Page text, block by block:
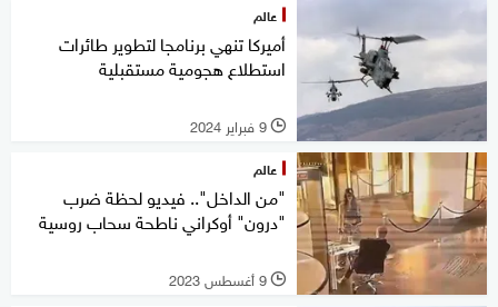
عالم
أميركا تنهي برنامجا لتطوير طائرات
استطلاع هجومية مستقبلية
l 9 فبراير 2024
عالم
"من الداخل".. فيديو لحظة ضرب
"درون" أوكراني ناطحة سحاب روسية
l 9 أغسطس 2023